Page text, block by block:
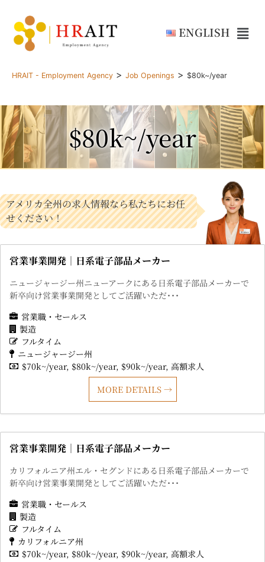
ENGLISH
HRAIT - Employment Agency > Job Openings > $80k~/year
$80k~/year
アメリカ全州の求人情報なら私たちにお任
せください！
営業事業開発｜日系電子部品メーカー
ニュージャージー州ニューアークにある日系電子部品メーカーで
新卒向け営業事業開発としてご活躍いただ･･･
営業職・セールス
製造
フルタイム
ニュージャージー州
$70k~/year $80k~/year $90k~/year 高額求人
MORE DETAILS
営業事業開発｜日系電子部品メーカー
カリフォルニア州エル・セグンドにある日系電子部品メーカーで
新卒向け営業事業開発としてご活躍いただ･･･
営業職・セールス
製造
フルタイム
カリフォルニア州
$70k~/year $80k~/year $90k~/year 高額求人